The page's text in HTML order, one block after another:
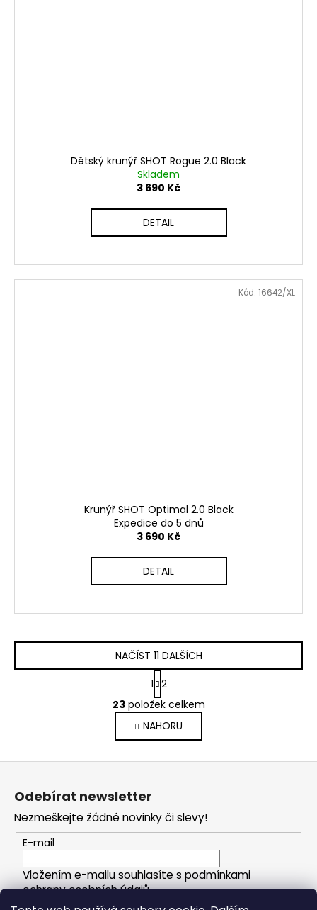
Dětský krunýř SHOT Rogue 2.0 Black
Skladem
3 690 Kč
DETAIL
Krunýř SHOT Optimal 2.0 Black
Expedice do 5 dnů
3 690 Kč
DETAIL
Kód: 16642/XL
O
v
l
á
d
p
r
v
k
y
NAČÍST 11 DALŠÍCH
S
t
r
á
n
k
o
í
1 2
23položek celkem
NAHORU
Odebírat newsletter
Nezmeškejte žádné novinky či slevy!
E-mail
Vložením e-mailu souhlasíte spodmínkami
ochrany osobních údajů